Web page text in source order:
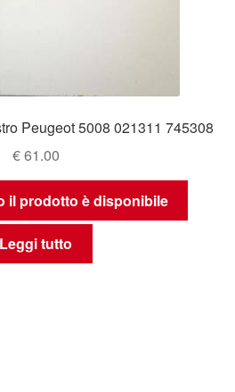
Peugeot 5008 021311 745308
€61.00
il prodotto è disponibile
Leggi tutto